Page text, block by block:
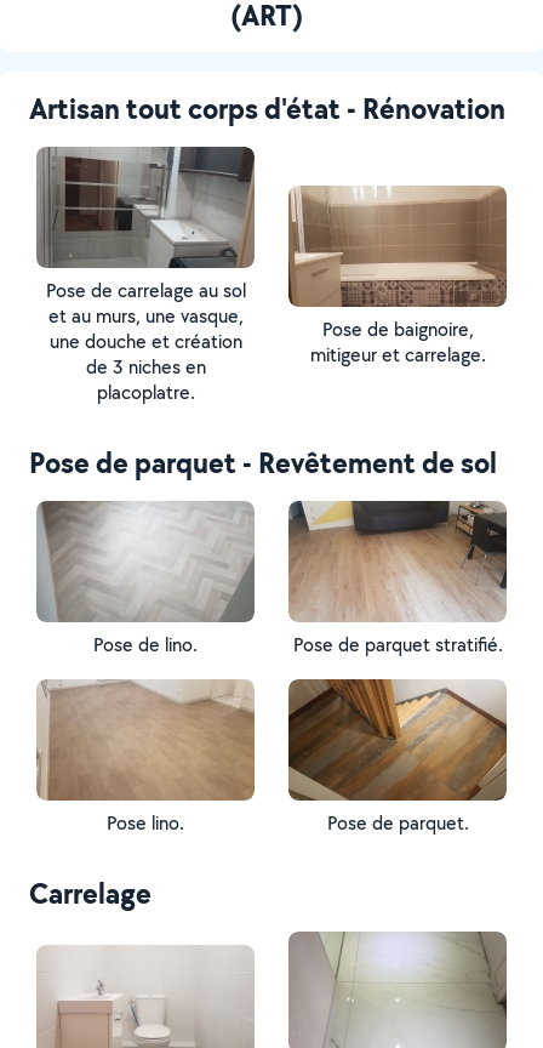
(ART)
Artisan tout corps d'état - Rénovation
Pose de carrelage au sol
et au murs, une vasque,
une douche et création
de 3 niches en
placoplatre.
Pose de baignoire,
mitigeur et carrelage.
Pose de parquet - Revêtement de sol
Pose de lino. Pose de parquet stratifié.
Pose lino. Pose de parquet.
Carrelage